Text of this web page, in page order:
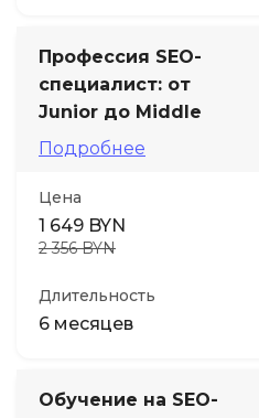
Профессия SEO-
специалист: от
Junior до Middle
Подробнее
Цена
1 649 BYN
2 356 BYN
Длительность
6 месяцев
Обучение на SEO-